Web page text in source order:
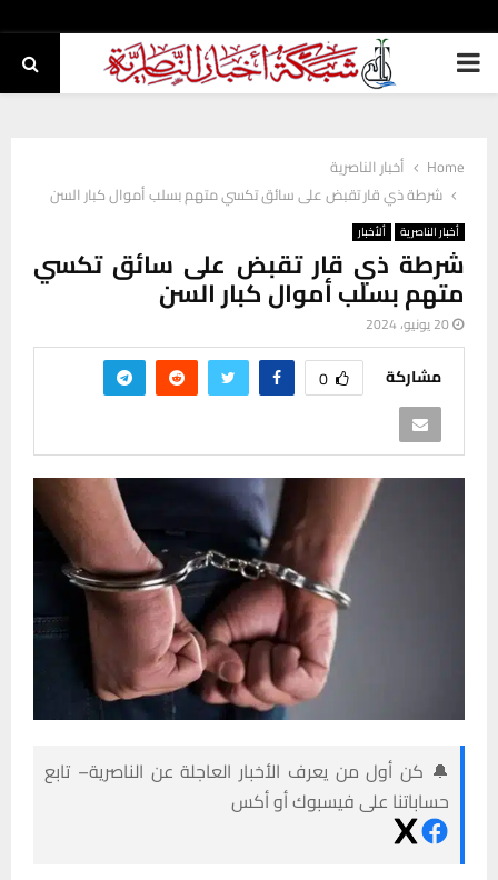
PRIMARY
Home
أخبار الناصرية
شرطة ذي قار تقبض على سائق تكسي متهم بسلب أموال كبار السن
أخبار الناصرية ألأخبار
شرطة ذي قار تقبض على سائق تكسي
متهم بسلب أموال كبار السن
20 يونيو، 2024
مشاركة 0
🔔 كن أول من يعرف الأخبار العاجلة عن الناصرية– تابع
حساباتنا على فيسبوك أو أكس